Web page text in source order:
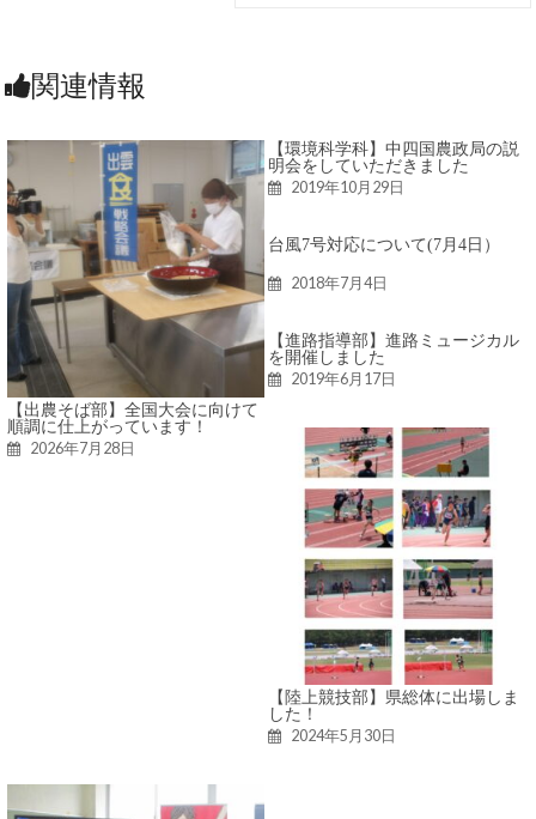
関連情報
【出農そば部】全国大会に向けて
順調に仕上がっています！
2026年7月28日
【環境科学科】中四国農政局の説
明会をしていただきました
2019年10月29日
台風7号対応について(7月4日）
2018年7月4日
【進路指導部】進路ミュージカル
を開催しました
2019年6月17日
【陸上競技部】県総体に出場しま
した！
2024年5月30日